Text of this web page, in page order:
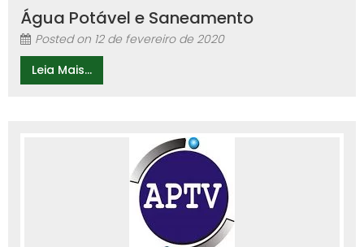
Água Potável e Saneamento
Posted on 12 de fevereiro de 2020
Leia Mais...